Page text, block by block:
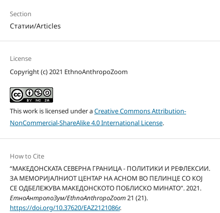
Section
Статии/Articles
License
Copyright (c) 2021 EthnoAnthropoZoom
This work is licensed under aCreative Commons Attribution-
NonCommercial-ShareAlike 4.0 International License.
How to Cite
“МAКЕДОНСКАТА СЕВЕРНА ГРАНИЦА - ПОЛИТИКИ И РЕФЛЕКСИИ.
ЗА МЕМОРИЈАЛНИОТ ЦЕНТАР НА АСНОМ ВО ПЕЛИНЦЕ СО КОЈ
СЕ ОДБЕЛЕЖУВА МАКЕДОНСКОТО ПОБЛИСКО МИНАТО”. 2021.
ЕтноАнтропоЗум/EthnoAnthropoZoom21 (21).
https://doi.org/10.37620/EAZ2121086r.